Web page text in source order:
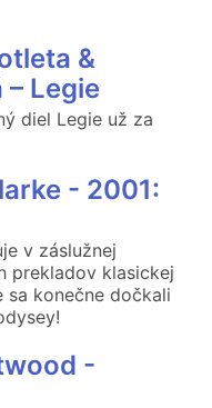
&
Legie
diel Legie už za
- 2001:
v záslužnej
prekladov klasickej
sa konečne dočkali
-